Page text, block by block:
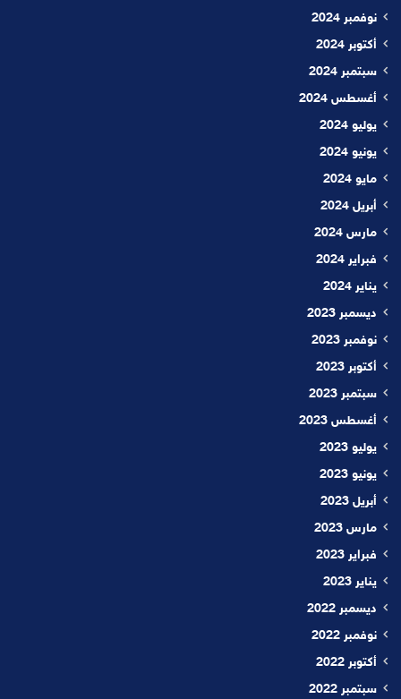
نوفمبر 2024
أكتوبر 2024
سبتمبر 2024
أغسطس 2024
يوليو 2024
يونيو 2024
مايو 2024
أبريل 2024
مارس 2024
فبراير 2024
يناير 2024
ديسمبر 2023
نوفمبر 2023
أكتوبر 2023
سبتمبر 2023
أغسطس 2023
يوليو 2023
يونيو 2023
أبريل 2023
مارس 2023
فبراير 2023
يناير 2023
ديسمبر 2022
نوفمبر 2022
أكتوبر 2022
سبتمبر 2022